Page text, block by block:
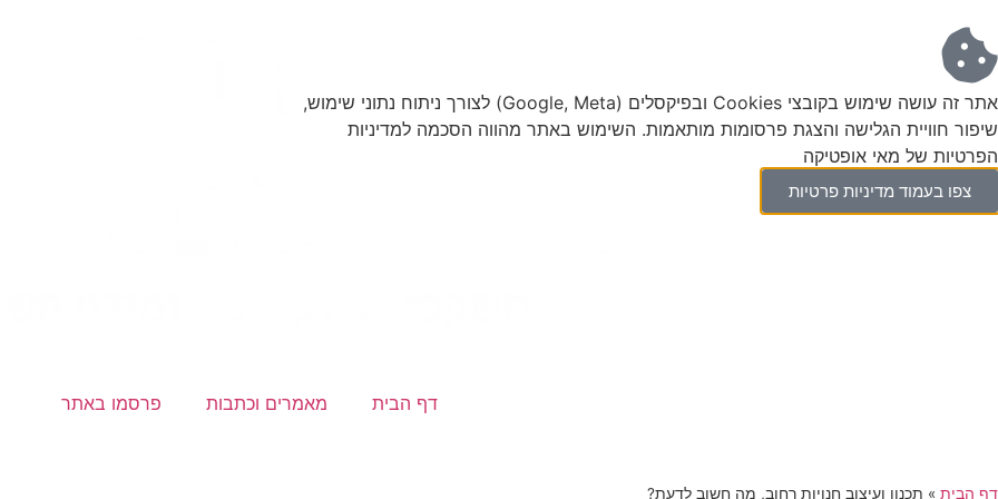
דף הבית מאמרים וכתבות פרסמו באתר
דף הבית » תכנון ועיצוב חנויות רחוב, מה חשוב לדעת?
אתר זה עושה שימוש בקובצי Cookies ובפיקסלים (Google, Meta) לצורך ניתוח נתוני שימוש,
שיפור חוויית הגלישה והצגת פרסומות מותאמות. השימוש באתר מהווה הסכמה למדיניות
הפרטיות של מאי אופטיקה
צפו בעמוד מדיניות פרטיות